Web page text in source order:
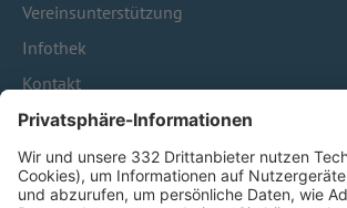
Vereinsunterstützung
Infothek
Kontakt
HÄUFIG BESUCHTE SEITEN
Pässe und Vereinswechsel